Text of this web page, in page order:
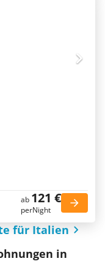
ab 121 €
perNight
für Italien
in